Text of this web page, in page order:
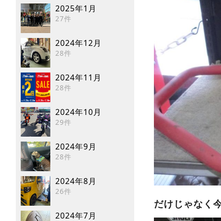
2025年1月
27件
2024年12月
28件
2024年11月
28件
2024年10月
29件
2024年9月
28件
2024年8月
26件
2024年7月
だけじゃなく